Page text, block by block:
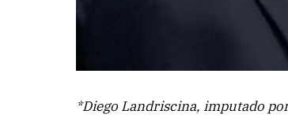
*Diego Landriscina, imputado